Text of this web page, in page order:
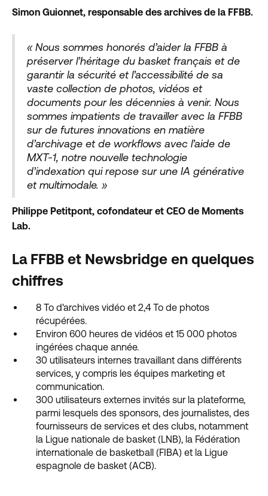
Simon Guionnet, responsable des archives de la FFBB.
« Nous sommes honorés d’aider la FFBB à
préserver l’héritage du basket français et de
garantir la sécurité et l’accessibilité de sa
vaste collection de photos, vidéos et
documents pour les décennies à venir. Nous
sommes impatients de travailler avec la FFBB
sur de futures innovations en matière
d’archivage et de workflows avec l’aide de
MXT-1, notre nouvelle technologie
d’indexation qui repose sur une IA générative
et multimodale. »
Philippe Petitpont, cofondateur et CEO de Moments
Lab.
La FFBB et Newsbridge en quelques
chiffres
8 To d'archives vidéo et 2,4 To de photos
récupérées.
Environ 600 heures de vidéos et 15 000 photos
ingérées chaque année.
30 utilisateurs internes travaillant dans différents
services, y compris les équipes marketing et
communication.
300 utilisateurs externes invités sur la plateforme,
parmi lesquels des sponsors, des journalistes, des
fournisseurs de services et des clubs, notamment
la Ligue nationale de basket (LNB), la Fédération
internationale de basketball (FIBA) et la Ligue
espagnole de basket (ACB).